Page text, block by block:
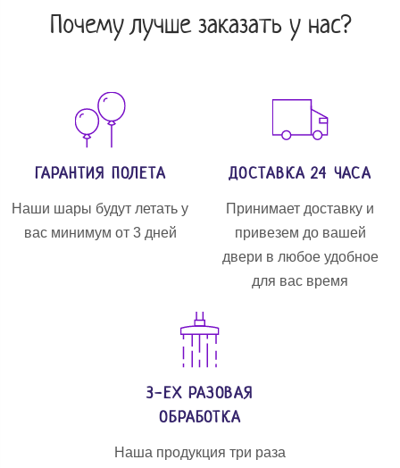
Почему лучше заказать у нас?
ГАРАНТИЯ ПОЛЕТА
Наши шары будут летать у
вас минимум от 3 дней
ДОСТАВКА 24 ЧАСА
Принимает доставку и
привезем до вашей
двери в любое удобное
для вас время
3-ЕХ РАЗОВАЯ
ОБРАБОТКА
Наша продукция три раза